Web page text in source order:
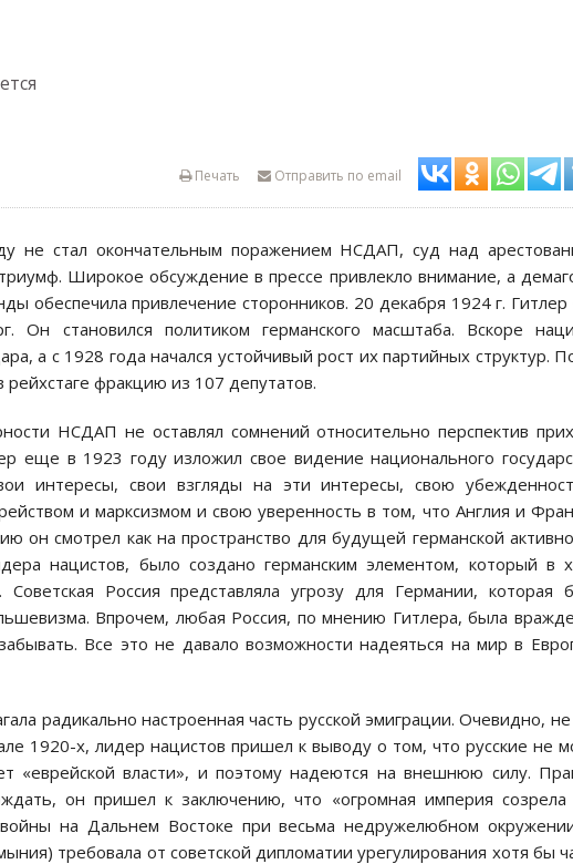
Отправить по email
Печать
не стал окончательным поражением НСДАП, суд над
Широкое обсуждение в прессе привлекло внимание, а
обеспечила привлечение сторонников. 20 декабря 1924 г.
Он становился политиком германского масштаба. Вскоре
а с 1928 года начался устойчивый рост их партийных структур.
фракцию из 107 депутатов.
НСДАП не оставлял сомнений относительно перспектив
еще в 1923 году изложил свое видение национального
интересы, свои взгляды на эти интересы, свою
и марксизмом и свою уверенность в том, что Англия и
он смотрел как на пространство для будущей германской
нацистов, было создано германским элементом, который в
Россия представляла угрозу для Германии, которая
Впрочем, любая Россия, по мнению Гитлера, была
Все это не давало возможности надеяться на мир в
радикально настроенная часть русской эмиграции. Очевидно,
1920-х, лидер нацистов пришел к выводу о том, что русские не
«еврейской власти», и поэтому надеются на внешнюю силу.
он пришел к заключению, что «огромная империя созрела
на Дальнем Востоке при весьма недружелюбном
требовала от советской дипломатии урегулирования хотя бы